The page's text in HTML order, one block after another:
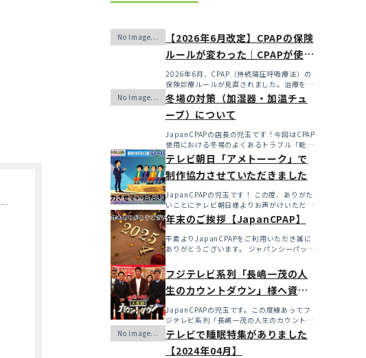
【2026年6月改定】CPAPの保険
ルールが変わった｜CPAPが使え
なくなるかも？変更のメリッ
ト・デメリットと「購入」とい
う選択肢
2026年6月、CPAP（持続陽圧呼吸療法）の
保険診療ルールが見直されました。治療を始
めるハードルは...
冬場の対策（加湿器・加温チュ
ーブ）について
JapanCPAPの店長の児玉です！今回はCPAP
使用における冬場のよくあるトラブル「乾
燥・寒さ・結...
テレビ朝日「アメトーーク」で
制作協力させていただきました
JapanCPAPの児玉です！ この度、ありがた
いことにテレビ朝日様よりお声がけいただき
アメト...
年末のご挨拶【JapanCPAP】
平素よりJapanCPAPをご利用いただき誠に
ありがとうございます。 ジャパンシーパップ
フジテレビ系列「長嶋一茂の人
生のカウントダウン」様へ資料
を提供させていただきました！
JapanCPAPの児玉です。この度縁あってフ
ジテレビ系列「長嶋一茂の人生のカウントダ
ウン」様へ資料...
テレビで睡眠特集がありました
【2024年04月】